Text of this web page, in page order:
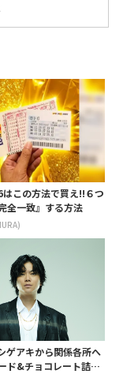
はこの方法で買え!!６つ
全一致』する方法
ゲアキから関係各所へ
ド&チョコレート詰め